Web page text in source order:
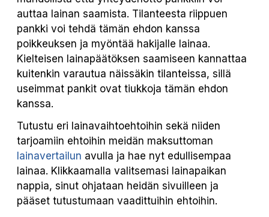
auttaa lainan saamista. Tilanteesta riippuen
pankki voi tehdä tämän ehdon kanssa
poikkeuksen ja myöntää hakijalle lainaa.
Kielteisen lainapäätöksen saamiseen kannattaa
kuitenkin varautua näissäkin tilanteissa, sillä
useimmat pankit ovat tiukkoja tämän ehdon
kanssa.
Tutustu eri lainavaihtoehtoihin sekä niiden
tarjoamiin ehtoihin meidän maksuttoman
lainavertailun avulla ja hae nyt edullisempaa
lainaa. Klikkaamalla valitsemasi lainapaikan
nappia, sinut ohjataan heidän sivuilleen ja
pääset tutustumaan vaadittuihin ehtoihin.